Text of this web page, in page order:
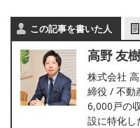
この記事を書いた人
高野 友
株式会社
締役 / 不動
6,000戸の
設に特化し